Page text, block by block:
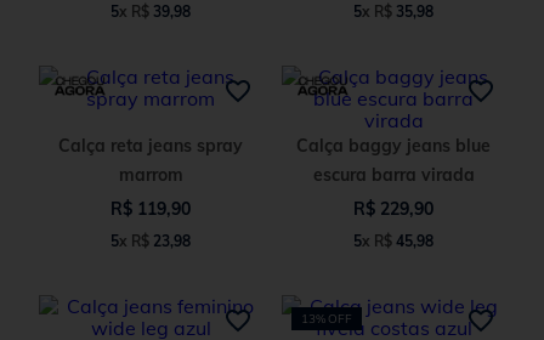
5x R$ 39,98 5x R$ 35,98
Calça reta jeans spray
marrom
R$ 119,90
5x R$ 23,98
Calça baggy jeans blue
escura barra virada
R$ 229,90
5x R$ 45,98
13% OFF